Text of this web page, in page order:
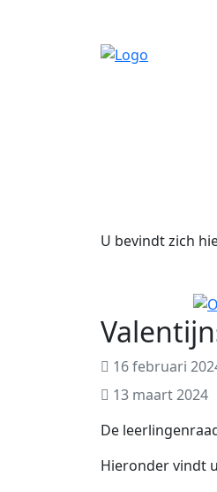
U bevindt zich
16 februari
13 maart 2024
De
Hieronder vindt